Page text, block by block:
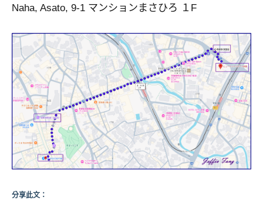
Naha, Asato, 9‐1 マンションまさひろ １F
分享此文：